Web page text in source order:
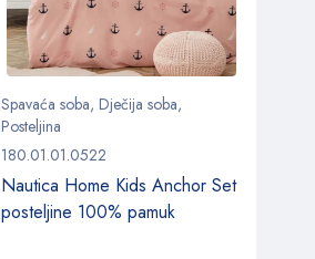
Spavaća soba, Dječija soba,
Posteljina
180.01.01.0522
Nautica Home Kids Anchor Set
posteljine 100% pamuk